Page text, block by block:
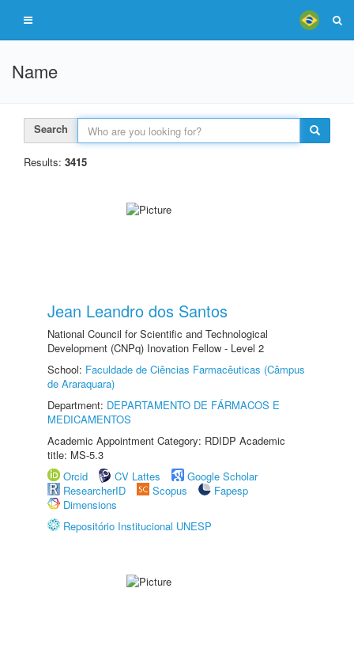
Name
Search
Results: 3415
Jean Leandro dos Santos
National Council for Scientific and Technological
Development (CNPq) Inovation Fellow - Level 2
School: Faculdade de Ciências Farmacêuticas (Câmpus
de Araraquara)
Department: DEPARTAMENTO DE FÁRMACOS E
MEDICAMENTOS
Academic Appointment Category: RDIDP Academic
title: MS-5.3
Orcid
CV Lattes
Google Scholar
ResearcherID
Scopus
Fapesp
Dimensions
Repositório Institucional UNESP